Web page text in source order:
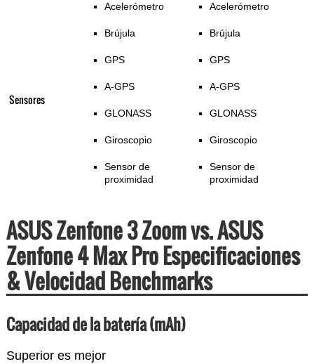
Sensores
Acelerómetro
Brújula
GPS
A-GPS
GLONASS
Giroscopio
Sensor de
proximidad
Acelerómetro
Brújula
GPS
A-GPS
GLONASS
Giroscopio
Sensor de
proximidad
ASUS Zenfone 3 Zoom vs. ASUS
Zenfone 4 Max Pro Especificaciones
& Velocidad Benchmarks
Capacidad de la batería (mAh)
Superior es mejor